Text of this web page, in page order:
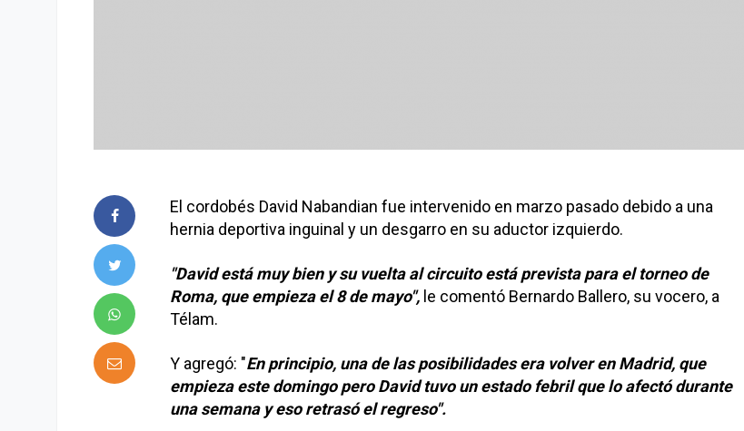
El cordobés David Nabandian fue intervenido en marzo pasado debido a una
hernia deportiva inguinal y un desgarro en su aductor izquierdo.
"David está muy bien y su vuelta al circuito está prevista para el torneo de
Roma, que empieza el 8 de mayo", le comentó Bernardo Ballero, su vocero, a
Télam.
Y agregó: "En principio, una de las posibilidades era volver en Madrid, que
empieza este domingo pero David tuvo un estado febril que lo afectó durante
una semana y eso retrasó el regreso".